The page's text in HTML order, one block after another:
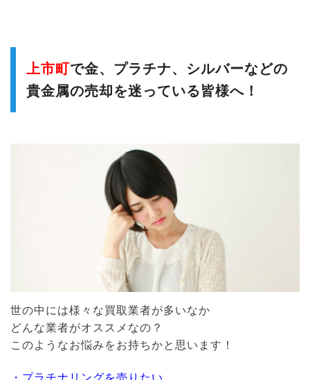
上市町で金、プラチナ、シルバーなどの
貴金属の売却を迷っている皆様へ！
世の中には様々な買取業者が多いなか
どんな業者がオススメなの？
このようなお悩みをお持ちかと思います！